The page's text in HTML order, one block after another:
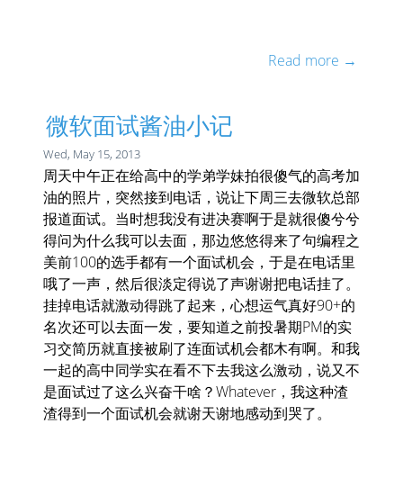
Read more →
微软面试酱油小记
Wed, May 15, 2013
周天中午正在给高中的学弟学妹拍很傻气的高考加
油的照片，突然接到电话，说让下周三去微软总部
报道面试。当时想我没有进决赛啊于是就很傻兮兮
得问为什么我可以去面，那边悠悠得来了句编程之
美前100的选手都有一个面试机会，于是在电话里
哦了一声，然后很淡定得说了声谢谢把电话挂了。
挂掉电话就激动得跳了起来，心想运气真好90+的
名次还可以去面一发，要知道之前投暑期PM的实
习交简历就直接被刷了连面试机会都木有啊。和我
一起的高中同学实在看不下去我这么激动，说又不
是面试过了这么兴奋干啥？Whatever，我这种渣
渣得到一个面试机会就谢天谢地感动到哭了。